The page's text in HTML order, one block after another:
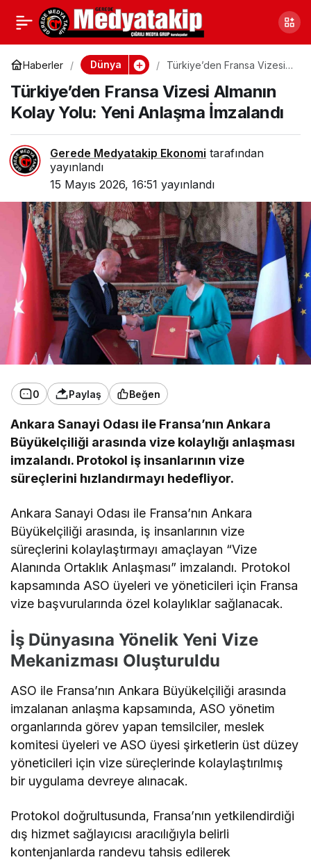
Haberler Dünya
Türkiye’den Fransa Vizesi
Anlaşma İmzalandı
Türkiye’den Fransa Vizesi Almanın
Kolay Yolu: Yeni Anlaşma İmzalandı
Gerede Medyatakip Ekonomi tarafından
yayınlandı
15 Mayıs 2026, 16:51 yayınlandı
0 Paylaş Beğen
Ankara Sanayi Odası ile Fransa’nın Ankara
Büyükelçiliği arasında vize kolaylığı anlaşması
imzalandı. Protokol iş insanlarının vize
süreçlerini hızlandırmayı hedefliyor.
Ankara Sanayi Odası ile Fransa’nın Ankara
Büyükelçiliği arasında, iş insanlarının vize
süreçlerini kolaylaştırmayı amaçlayan “Vize
Alanında Ortaklık Anlaşması” imzalandı. Protokol
kapsamında ASO üyeleri ve yöneticileri için Fransa
vize başvurularında özel kolaylıklar sağlanacak.
İş Dünyasına Yönelik Yeni Vize
Mekanizması Oluşturuldu
ASO ile Fransa’nın Ankara Büyükelçiliği arasında
imzalanan anlaşma kapsamında, ASO yönetim
organlarında görev yapan temsilciler, meslek
komitesi üyeleri ve ASO üyesi şirketlerin üst düzey
yöneticileri için vize süreçlerinde kolaylaştırılmış
bir uygulama devreye alınacak.
Protokol doğrultusunda, Fransa’nın yetkilendirdiği
dış hizmet sağlayıcısı aracılığıyla belirli
kontenjanlarda randevu tahsis edilerek
Elmadağ’da Fırtına
Taziye Çadırını Tehdit
Etti!
Paylaş